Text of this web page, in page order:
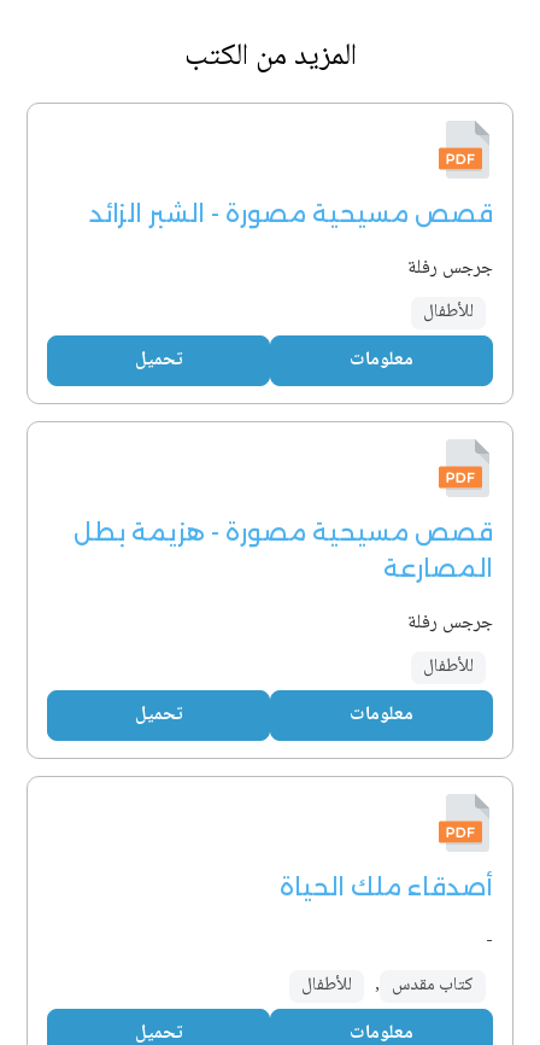
المزيد من الكتب
قصص مسيحية مصورة - الشبر الزائد
جرجس رفلة
للأطفال
معلومات تحميل
قصص مسيحية مصورة - هزيمة بطل
المصارعة
جرجس رفلة
للأطفال
معلومات تحميل
أصدقاء ملك الحياة
-
كتاب مقدس , للأطفال
معلومات تحميل